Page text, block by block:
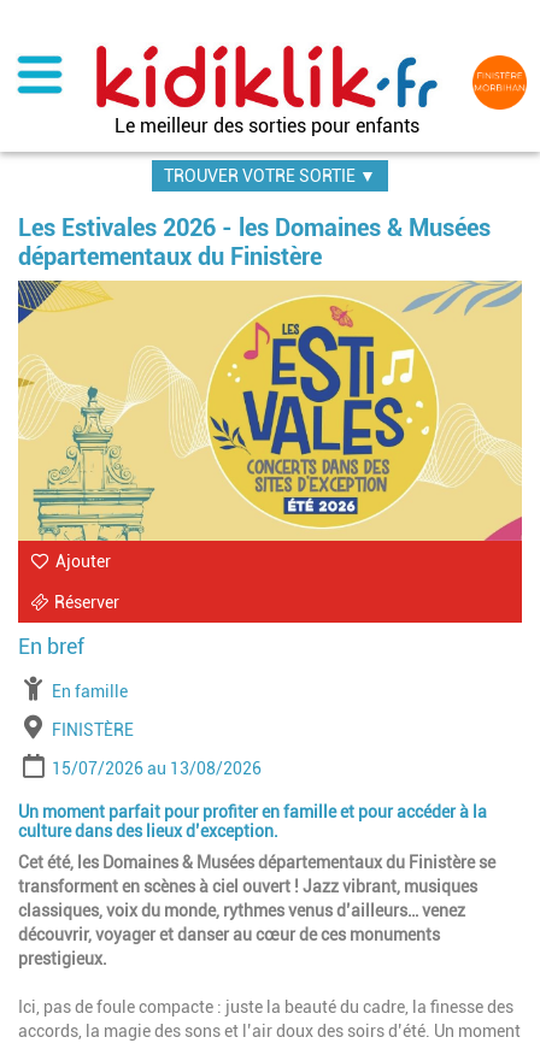
contenu
principal
Le meilleur des sorties pour enfants
TROUVER VOTRE SORTIE ▼
Les Estivales 2026 - les Domaines & Musées
départementaux du Finistère
Ajouter
Réserver
À partir de
En famille
Lieu
FINISTÈRE
Période
Date de début
15/07/2026 Date de fin
13/08/2026
Un moment parfait pour profiter en famille et pour accéder à la
culture dans des lieux d’exception.
Cet été, les Domaines & Musées départementaux du Finistère se
transforment en scènes à ciel ouvert ! Jazz vibrant, musiques
classiques, voix du monde, rythmes venus d’ailleurs… venez
découvrir, voyager et danser au cœur de ces monuments
prestigieux.
Ici, pas de foule compacte : juste la beauté du cadre, la finesse des
accords, la magie des sons et l’air doux des soirs d’été. Un moment